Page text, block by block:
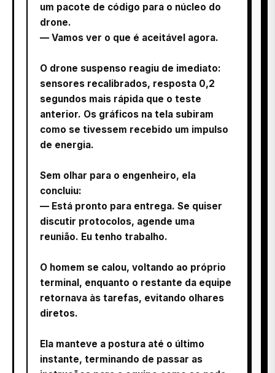
um pacote de código para o núcleo do
drone.
— Vamos ver o que é aceitável agora.
O drone suspenso reagiu de imediato:
sensores recalibrados, resposta 0,2
segundos mais rápida que o teste
anterior. Os gráficos na tela subiram
como se tivessem recebido um impulso
de energia.
Sem olhar para o engenheiro, ela
concluiu:
— Está pronto para entrega. Se quiser
discutir protocolos, agende uma
reunião. Eu tenho trabalho.
O homem se calou, voltando ao próprio
terminal, enquanto o restante da equipe
retornava às tarefas, evitando olhares
diretos.
Ela manteve a postura até o último
instante, terminando de passar as